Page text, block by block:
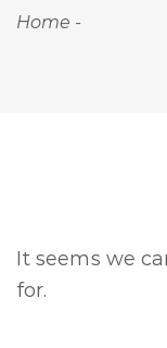
Home -
It seems we
for.